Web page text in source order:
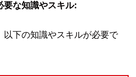
要な知識やスキル:
以下の知識やスキルが必要で